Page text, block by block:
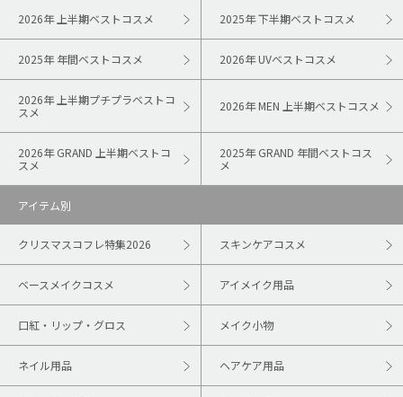
2026年 上半期ベストコスメ 2025年 下半期ベストコスメ
2025年 年間ベストコスメ 2026年 UVベストコスメ
2026年 上半期プチプラベストコ
スメ
2026年 MEN 上半期ベストコスメ
2026年 GRAND 上半期ベストコ
スメ
2025年 GRAND 年間ベストコス
メ
アイテム別
クリスマスコフレ特集2026 スキンケアコスメ
ベースメイクコスメ アイメイク用品
口紅・リップ・グロス メイク小物
ネイル用品 ヘアケア用品